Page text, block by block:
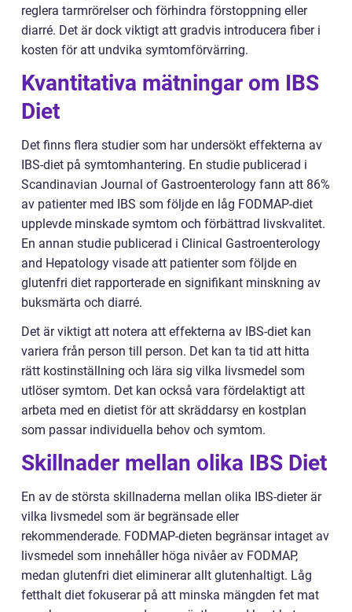
reglera tarmrörelser och förhindra förstoppning eller
diarré. Det är dock viktigt att gradvis introducera fiber i
kosten för att undvika symtomförvärring.
Kvantitativa mätningar om IBS
Diet
Det finns flera studier som har undersökt effekterna av
IBS-diet på symtomhantering. En studie publicerad i
Scandinavian Journal of Gastroenterology fann att 86%
av patienter med IBS som följde en låg FODMAP-diet
upplevde minskade symtom och förbättrad livskvalitet.
En annan studie publicerad i Clinical Gastroenterology
and Hepatology visade att patienter som följde en
glutenfri diet rapporterade en signifikant minskning av
buksmärta och diarré.
Det är viktigt att notera att effekterna av IBS-diet kan
variera från person till person. Det kan ta tid att hitta
rätt kostinställning och lära sig vilka livsmedel som
utlöser symtom. Det kan också vara fördelaktigt att
arbeta med en dietist för att skräddarsy en kostplan
som passar individuella behov och symtom.
Skillnader mellan olika IBS Diet
En av de största skillnaderna mellan olika IBS-dieter är
vilka livsmedel som är begränsade eller
rekommenderade. FODMAP-dieten begränsar intaget av
livsmedel som innehåller höga nivåer av FODMAP,
medan glutenfri diet eliminerar allt glutenhaltigt. Låg
fetthalt diet fokuserar på att minska mängden fet mat